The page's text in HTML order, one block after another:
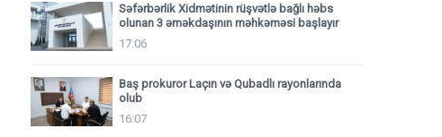
Səfərbərlik Xidmətinin rüşvətlə bağlı həbs
olunan 3 əməkdaşının məhkəməsi başlayır
17:06
Baş prokuror Laçın və Qubadlı rayonlarında
olub
16:07